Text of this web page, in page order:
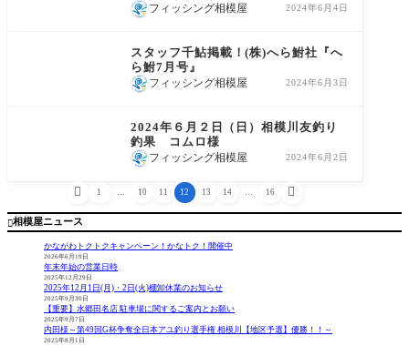
フィッシング相模屋 2024年6月4日
スタッフ千鮎掲載！(株)へら鮒社『へ
ら鮒7月号』
フィッシング相模屋 2024年6月3日
2024年６月２日（日）相模川友釣り
釣果 コムロ様
フィッシング相模屋 2024年6月2日
 1 10 11 12 13 14 16 
相模屋ニュース
かながわトクトクキャンペーン！かなトク！開催中
2026年6月19日
年末年始の営業日時
2025年12月29日
2025年12月1日(月)・2日(火)棚卸休業のお知らせ
2025年9月30日
【重要】水郷田名店 駐車場に関するご案内とお願い
2025年9月7日
内田様～第49回G杯争奪全日本アユ釣り選手権 相模川【地区予選】優勝！！～
2025年8月1日